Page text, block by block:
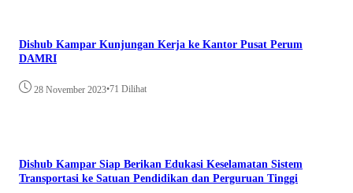
Dishub Kampar Kunjungan Kerja ke Kantor Pusat Perum
DAMRI
28 November 2023•71 Dilihat
Dishub Kampar Siap Berikan Edukasi Keselamatan Sistem
Transportasi ke Satuan Pendidikan dan Perguruan Tinggi